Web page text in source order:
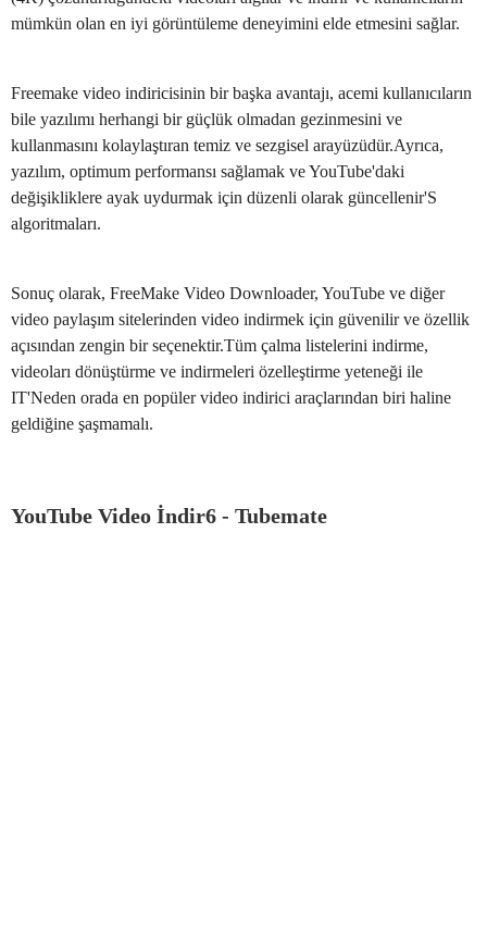
mümkün olan en iyi görüntüleme deneyimini elde etmesini sağlar.
Freemake video indiricisinin bir başka avantajı, acemi kullanıcıların
bile yazılımı herhangi bir güçlük olmadan gezinmesini ve
kullanmasını kolaylaştıran temiz ve sezgisel arayüzüdür.Ayrıca,
yazılım, optimum performansı sağlamak ve YouTube'daki
değişikliklere ayak uydurmak için düzenli olarak güncellenir'S
algoritmaları.
Sonuç olarak, FreeMake Video Downloader, YouTube ve diğer
video paylaşım sitelerinden video indirmek için güvenilir ve özellik
açısından zengin bir seçenektir.Tüm çalma listelerini indirme,
videoları dönüştürme ve indirmeleri özelleştirme yeteneği ile
IT'Neden orada en popüler video indirici araçlarından biri haline
geldiğine şaşmamalı.
YouTube Video İndir6 - Tubemate